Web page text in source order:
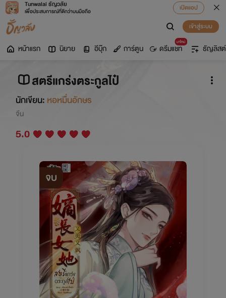
Tunwalai ธัญวลัย
เพื่อประสบการณ์ที่ดีกว่าบนมือถือ
เปิดแอป
เข้าสู่ระบบ
หน้าแรก นิยาย อีบุ๊ก การ์ตูน
มาใหม่
ดรีมแชท ธัญลิสต์
สตรีแกร่งตระกูลไป๋
นักเขียน: หอหมื่นอักษร
จีน
5.0
จบ